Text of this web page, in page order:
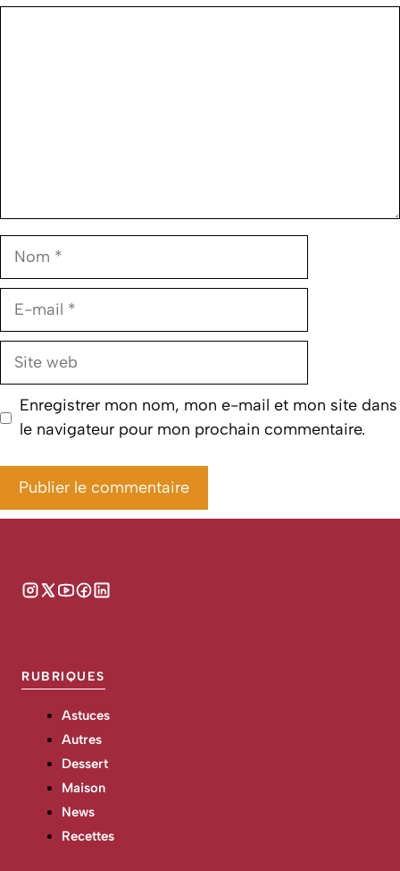
Nom
E-
Site
Enregistrer mon nom, mon e-mail et mon site dans
le navigateur pour mon prochain commentaire.
RUBRIQUES
Astuces
Autres
Dessert
Maison
News
Recettes